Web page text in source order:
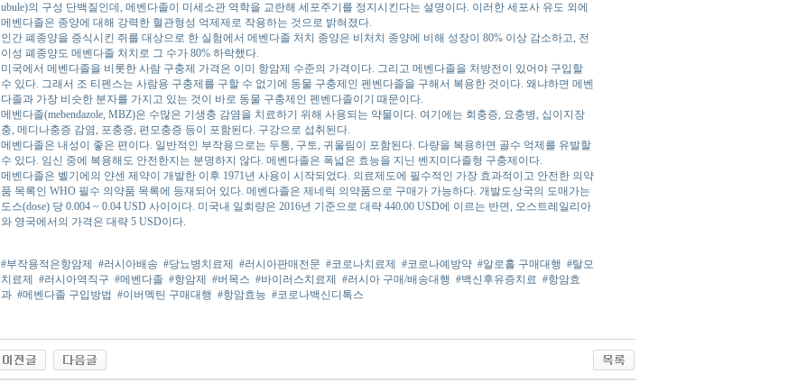
ubule)의 구성 단백질인데, 메벤다졸이 미세소관 역학을 교란해 세포주기를 정지시킨다는 설명이다. 이러한 세포사 유도 외에
메벤다졸은 종양에 대해 강력한 혈관형성 억제제로 작용하는 것으로 밝혀졌다.
인간 폐종양을 증식시킨 쥐를 대상으로 한 실험에서 메벤다졸 처치 종양은 비처치 종양에 비해 성장이 80% 이상 감소하고, 전
이성 폐종양도 메벤다졸 처치로 그 수가 80% 하락했다.
미국에서 메벤다졸을 비롯한 사람 구충제 가격은 이미 항암제 수준의 가격이다. 그리고 메벤다졸을 처방전이 있어야 구입할
수 있다. 그래서 조 티펜스는 사람용 구충제를 구할 수 없기에 동물 구충제인 펜벤다졸을 구해서 복용한 것이다. 왜냐하면 메벤
다졸과 가장 비슷한 분자를 가지고 있는 것이 바로 동물 구충제인 펜벤다졸이기 때문이다.
메벤다졸(mebendazole, MBZ)은 수많은 기생충 감염을 치료하기 위해 사용되는 약물이다. 여기에는 회충증, 요충병, 십이지장
충, 메디나충증 감염, 포충증, 편모충증 등이 포함된다. 구강으로 섭취된다.
메벤다졸은 내성이 좋은 편이다. 일반적인 부작용으로는 두통, 구토, 귀울림이 포함된다. 다량을 복용하면 골수 억제를 유발할
수 있다. 임신 중에 복용해도 안전한지는 분명하지 않다. 메벤다졸은 폭넓은 효능을 지닌 벤지미다졸형 구충제이다.
메벤다졸은 벨기에의 얀센 제약이 개발한 이후 1971년 사용이 시작되었다. 의료제도에 필수적인 가장 효과적이고 안전한 의약
품 목록인 WHO 필수 의약품 목록에 등재되어 있다. 메벤다졸은 제네릭 의약품으로 구매가 가능하다. 개발도상국의 도매가는
도스(dose) 당 0.004 ~ 0.04 USD 사이이다. 미국내 일회량은 2016년 기준으로 대략 440.00 USD에 이르는 반면, 오스트레일리아
와 영국에서의 가격은 대략 5 USD이다.
#부작용적은항암제 #러시아배송 #당뇨병치료제 #러시아판매전문 #코로나치료제 #코로나예방약 #알로홀 구매대행 #탈모
치료제
#러시아역직구 #메벤다졸 #항암제 #버목스 #바이러스치료제 #러시아 구매/배송대행 #백신후유증치료 #항암효
과 #메벤다졸 구입방법 #이버멕틴 구매대행 #항암효능 #코로나백신디톡스